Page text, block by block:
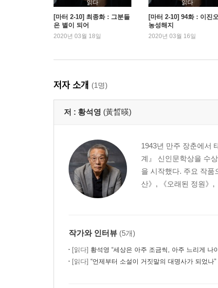
읽다
[마터 2-10] 최종화 : 그분들
은 별이 되어
2020년 03월 18일
읽다
[마터 2-10] 94화 : 이진
농성해지
2020년 03월 16일
저자 소개 (1명)
저 : 황석영 (黃晳暎)
1943년 만주 장춘에서
계』 신인문학상을 수
을 시작했다. 주요 작품
산》, 《오래된 정원》,
작가와 인터뷰 (5개)
[읽다] 황석영 “세상은 아주 조금씩, 아주 느리게 나
[읽다] “언제부터 소설이 거짓말의 대명사가 되었나